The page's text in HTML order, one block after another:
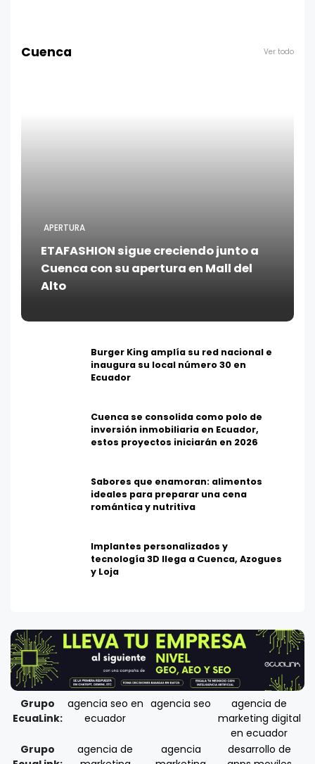
Cuenca Ver todo
APERTURA
ETAFASHION sigue creciendo junto a
Cuenca con su apertura en Mall del
Alto
Burger King amplía su red nacional e
inaugura su local número 30 en
Ecuador
Cuenca se consolida como polo de
inversión inmobiliaria en Ecuador,
estos proyectos iniciarán en 2026
Sabores que enamoran: alimentos
ideales para preparar una cena
romántica y nutritiva
Implantes personalizados y
tecnología 3D llega a Cuenca, Azogues
y Loja
Grupo
EcuaLink:
agencia seo en
ecuador
agencia seo
agencia de
marketing digital
en ecuador
Grupo
agencia de
agencia
desarrollo de